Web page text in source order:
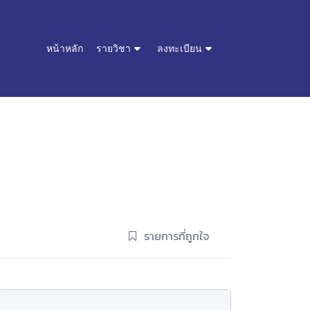
หน้าหลัก รายวิชา ลงทะเบียน
รายการที่ถูกใจ